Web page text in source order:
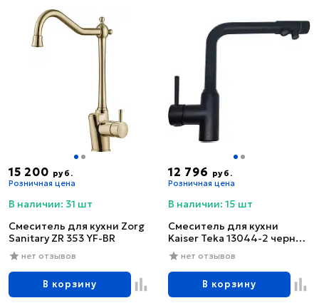
15 200 руб.
Розничная цена
В наличии: 31 шт
Смеситель для кухни Zorg
Sanitary ZR 353 YF-BR
нет отзывов
В корзину
12 796 руб.
Розничная цена
В наличии: 15 шт
Смеситель для кухни
Kaiser Teka 13044-2 черный
глянцевый
нет отзывов
В корзину